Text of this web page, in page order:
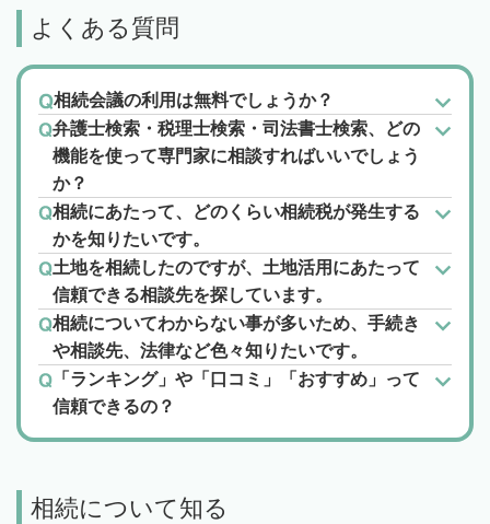
よくある質問
相続会議の利用は無料でしょうか？
弁護士検索・税理士検索・司法書士検索、どの
機能を使って専門家に相談すればいいでしょう
か？
相続にあたって、どのくらい相続税が発生する
かを知りたいです。
土地を相続したのですが、土地活用にあたって
信頼できる相談先を探しています。
相続についてわからない事が多いため、手続き
や相談先、法律など色々知りたいです。
「ランキング」や「口コミ」「おすすめ」って
信頼できるの？
相続について知る